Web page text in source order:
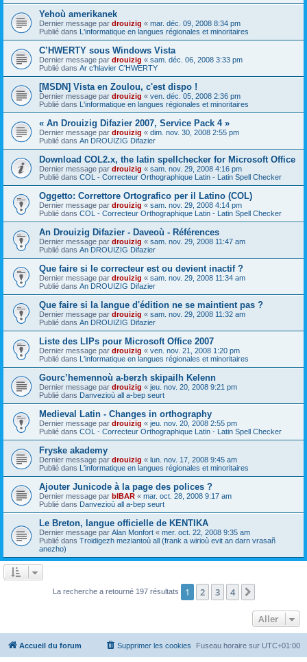
Yehoù amerikanek
Dernier message par drouizig « mar. déc. 09, 2008 8:34 pm
Publié dans L'informatique en langues régionales et minoritaires
C’HWERTY sous Windows Vista
Dernier message par drouizig « sam. déc. 06, 2008 3:33 pm
Publié dans Ar c'hlavier C'HWERTY
[MSDN] Vista en Zoulou, c'est dispo !
Dernier message par drouizig « ven. déc. 05, 2008 2:36 pm
Publié dans L'informatique en langues régionales et minoritaires
« An Drouizig Difazier 2007, Service Pack 4 »
Dernier message par drouizig « dim. nov. 30, 2008 2:55 pm
Publié dans An DROUIZIG Difazier
Download COL2.x, the latin spellchecker for Microsoft Office
Dernier message par drouizig « sam. nov. 29, 2008 4:16 pm
Publié dans COL - Correcteur Orthographique Latin - Latin Spell Checker
Oggetto: Correttore Ortografico per il Latino (COL)
Dernier message par drouizig « sam. nov. 29, 2008 4:14 pm
Publié dans COL - Correcteur Orthographique Latin - Latin Spell Checker
An Drouizig Difazier - Daveoù - Références
Dernier message par drouizig « sam. nov. 29, 2008 11:47 am
Publié dans An DROUIZIG Difazier
Que faire si le correcteur est ou devient inactif ?
Dernier message par drouizig « sam. nov. 29, 2008 11:34 am
Publié dans An DROUIZIG Difazier
Que faire si la langue d'édition ne se maintient pas ?
Dernier message par drouizig « sam. nov. 29, 2008 11:32 am
Publié dans An DROUIZIG Difazier
Liste des LIPs pour Microsoft Office 2007
Dernier message par drouizig « ven. nov. 21, 2008 1:20 pm
Publié dans L'informatique en langues régionales et minoritaires
Gourc’hemennoù a-berzh skipailh Kelenn
Dernier message par drouizig « jeu. nov. 20, 2008 9:21 pm
Publié dans Danvezioù all a-bep seurt
Medieval Latin - Changes in orthography
Dernier message par drouizig « jeu. nov. 20, 2008 2:55 pm
Publié dans COL - Correcteur Orthographique Latin - Latin Spell Checker
Fryske akademy
Dernier message par drouizig « lun. nov. 17, 2008 9:45 am
Publié dans L'informatique en langues régionales et minoritaires
Ajouter Junicode à la page des polices ?
Dernier message par bIBAR « mar. oct. 28, 2008 9:17 am
Publié dans Danvezioù all a-bep seurt
Le Breton, langue officielle de KENTIKA
Dernier message par Alan Monfort « mer. oct. 22, 2008 9:35 am
Publié dans Troidigezh meziantoù all (frank a wirioù evit an darn vrasañ
anezho)
La recherche a retourné 197 résultats 1 2 3 4
Aller
Accueil du forum Fuseau horaire sur UTC+01:00
Supprimer les cookies